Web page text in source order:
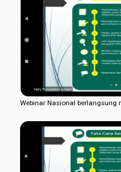
Webinar Nasional